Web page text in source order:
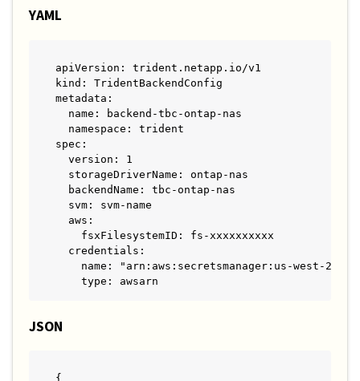
YAML
apiVersion: trident.netapp.io/v1
kind: TridentBackendConfig
metadata:
  name: backend-tbc-ontap-nas
  namespace: trident
spec:
  version: 1
  storageDriverName: ontap-nas
  backendName: tbc-ontap-nas
  svm: svm-name
  aws:
    fsxFilesystemID: fs-xxxxxxxxxx
  credentials:
name: "arn:aws:secretsmanager:us-west-
    type: awsarn
JSON
{